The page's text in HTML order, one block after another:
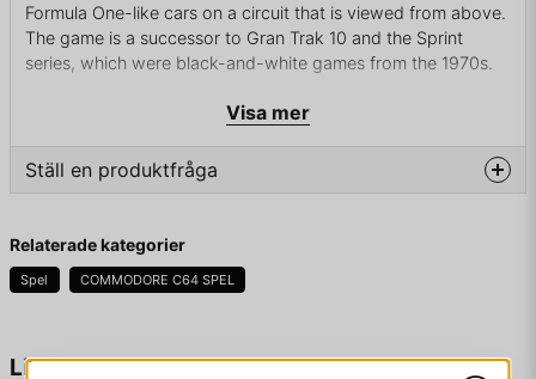
Liknande produkter
Formula One-like cars on a circuit that is viewed from above.
The game is a successor to Gran Trak 10 and the Sprint
series, which were black-and-white games from the 1970s.
KOMPLETT I BOX
Visa mer
Ställ en produktfråga
Fråga oss något om denna produkten...
Namn
Relaterade kategorier
Spel COMMODORE C64 SPEL